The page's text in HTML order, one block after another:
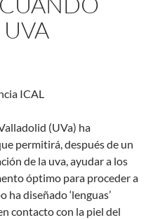
ICAL
(UVa) ha
permitirá, después de un
de la uva, ayudar a los
óptimo para proceder a
ha diseñado ‘lenguas’
contacto con la piel del